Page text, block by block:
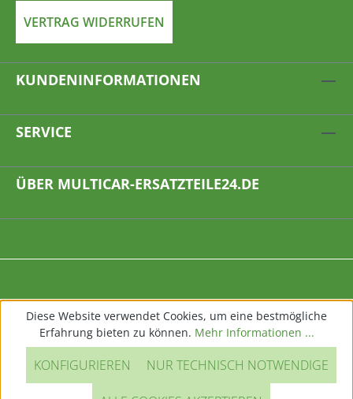
VERTRAG WIDERRUFEN
KUNDENINFORMATIONEN
SERVICE
ÜBER MULTICAR-ERSATZTEILE24.DE
Diese Website verwendet Cookies, um eine bestmögliche
Erfahrung bieten zu können. Mehr Informationen ...
NUR TECHNISCH NOTWENDIGE
KONFIGURIEREN